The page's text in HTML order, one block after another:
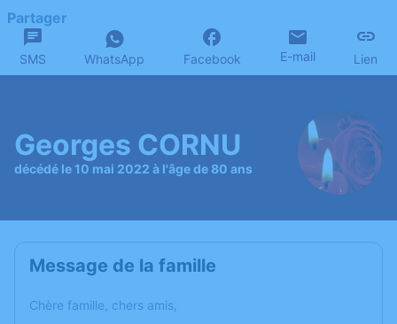
Partager
SMS WhatsApp Facebook E-mail Lien
Georges CORNU
décédé le 10 mai 2022 à l'âge de 80 ans
Message de la famille
Chère famille, chers amis,